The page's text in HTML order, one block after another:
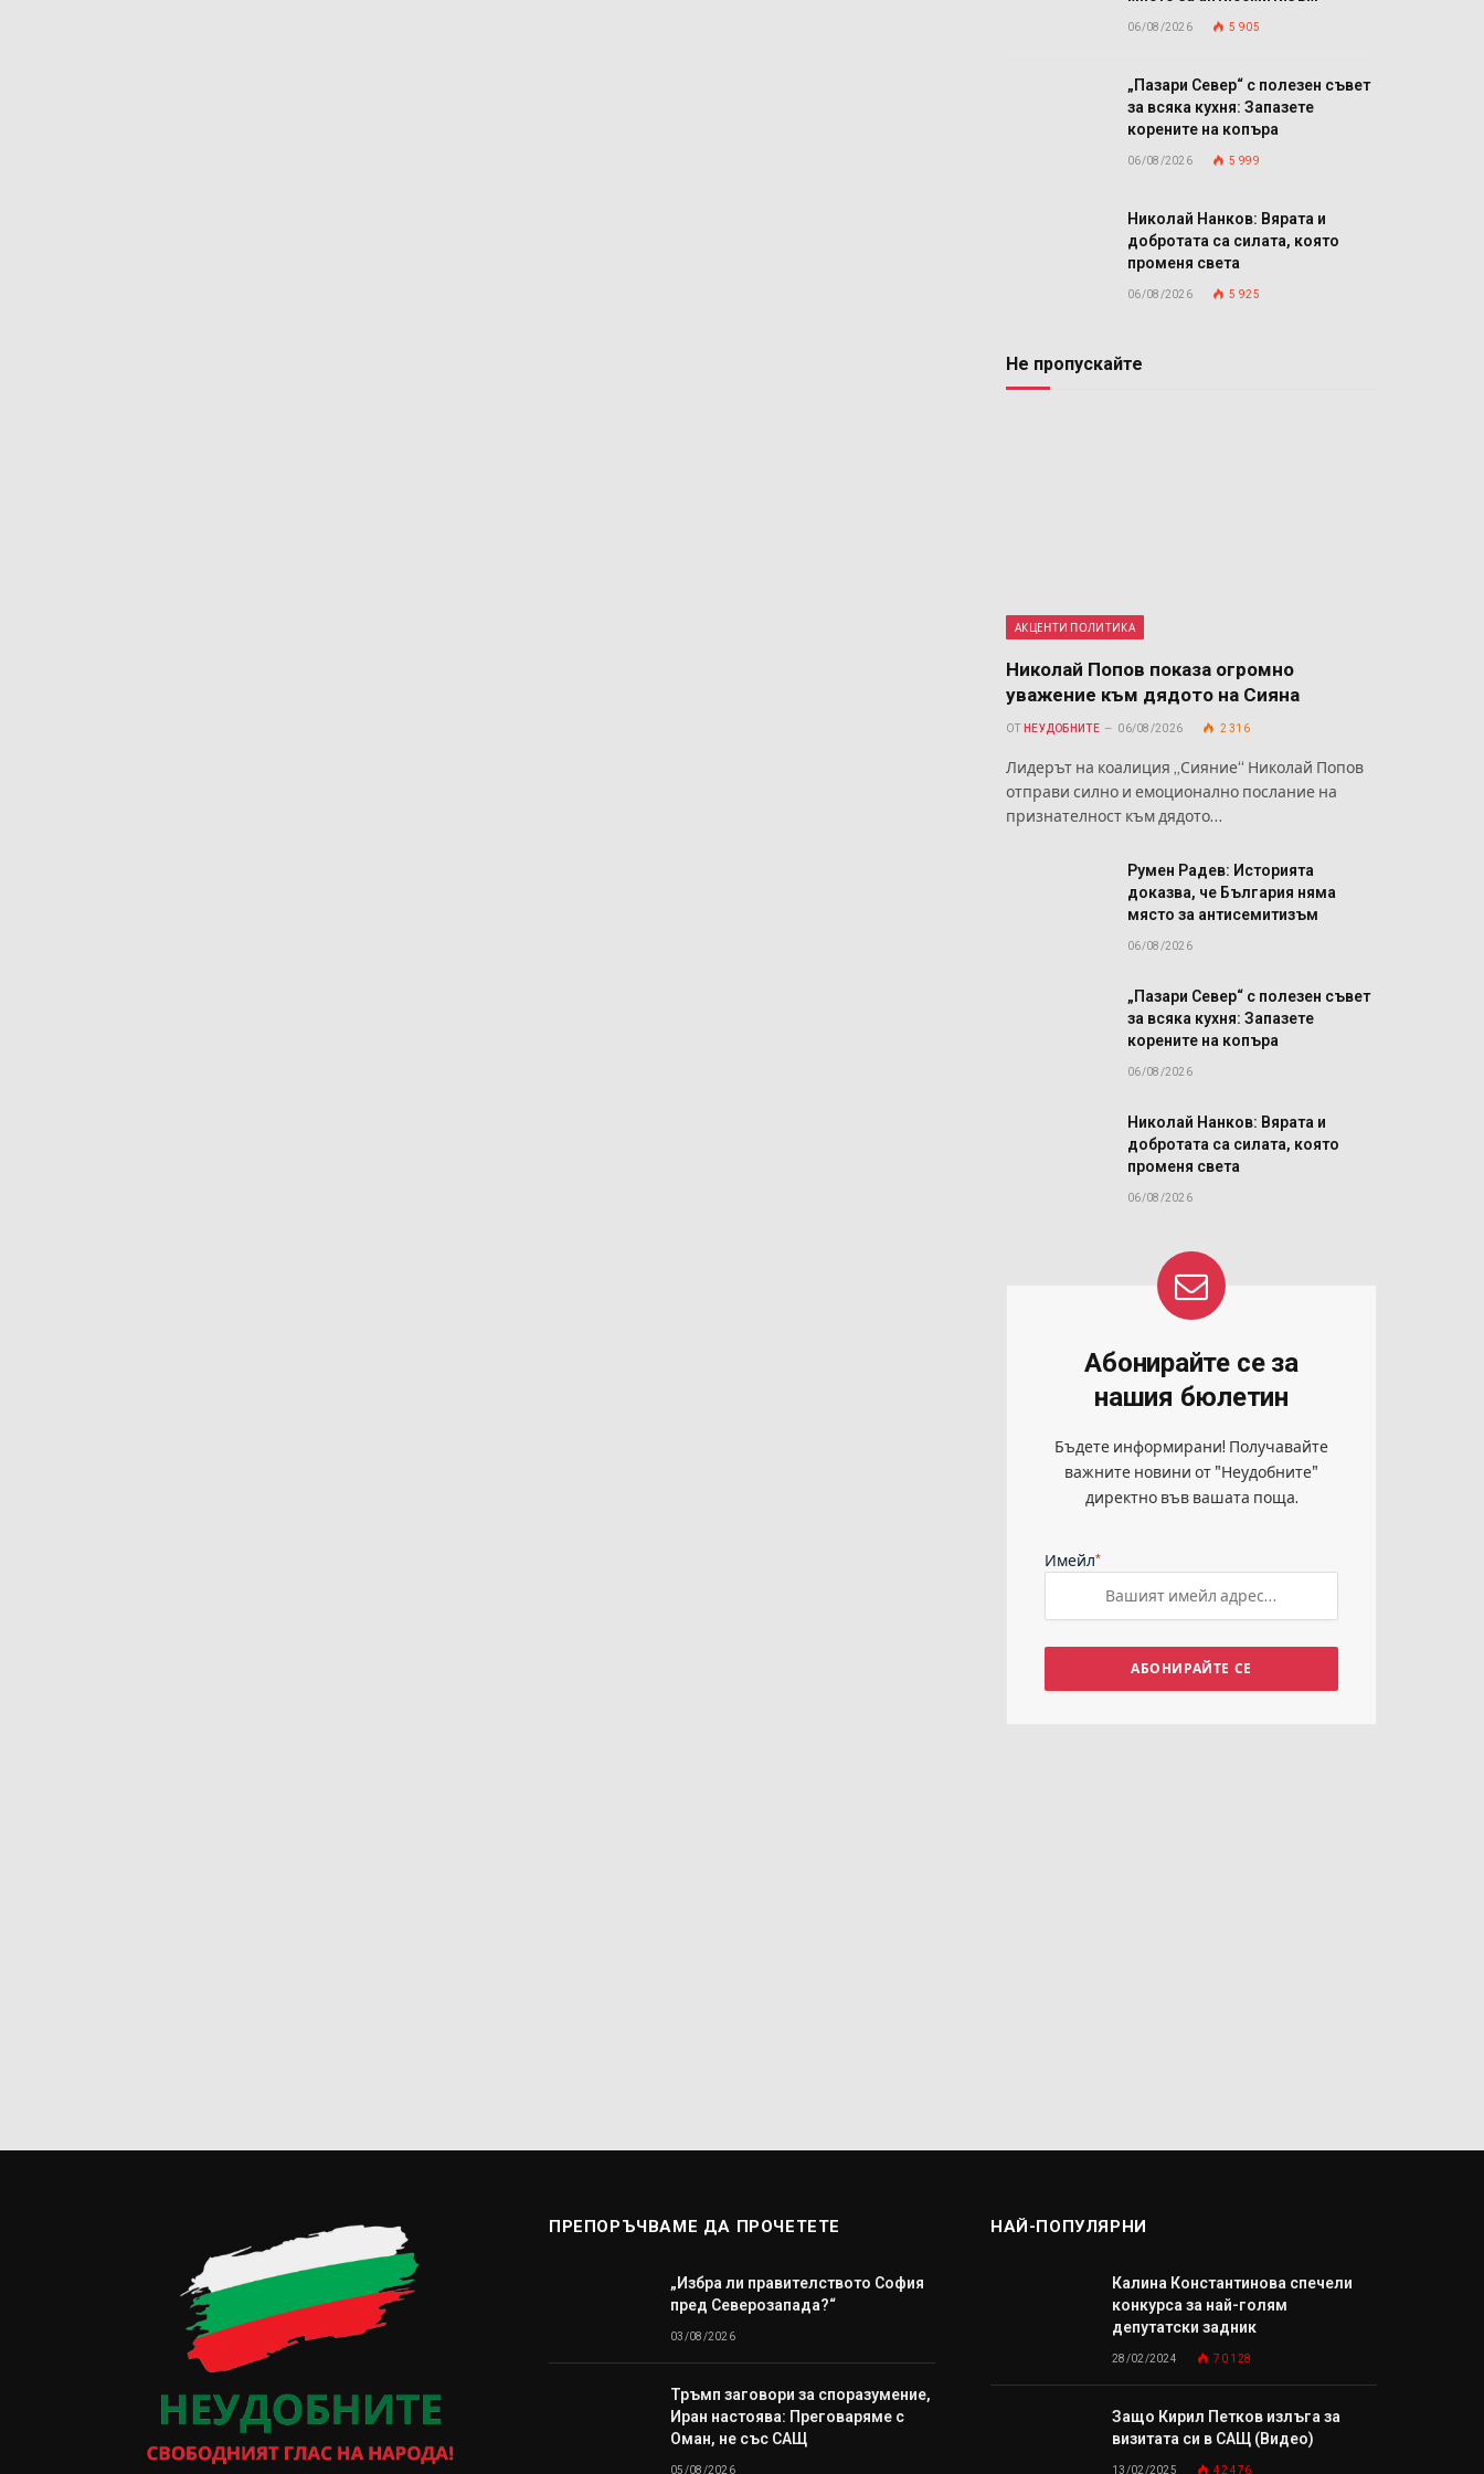
06/08/2026 5 905
„Пазари Север“ с полезен съвет
за всяка кухня: Запазете
корените на копъра
06/08/2026 5 999
Николай Нанков: Вярата и
добротата са силата, която
променя света
06/08/2026 5 925
Не пропускайте
АКЦЕНТИ ПОЛИТИКА
Николай Попов показа огромно
уважение към дядото на Сияна
ОТ НЕУДОБНИТЕ 06/08/2026 2 316
Лидерът на коалиция „Сияние“ Николай Попов
отправи силно и емоционално послание на
признателност към дядото…
Румен Радев: Историята
доказва, че България няма
място за антисемитизъм
06/08/2026
„Пазари Север“ с полезен съвет
за всяка кухня: Запазете
корените на копъра
06/08/2026
Николай Нанков: Вярата и
добротата са силата, която
променя света
06/08/2026
Абонирайте се за
нашия бюлетин
Бъдете информирани! Получавайте
важните новини от "Неудобните"
директно във вашата поща.
Имейл*
ПРЕПОРЪЧВАМЕ ДА ПРОЧЕТЕТЕ
„Избра ли правителството София
пред Северозапада?“
03/08/2026
Тръмп заговори за споразумение,
Иран настоява: Преговаряме с
Оман, не със САЩ
05/08/2026
НАЙ-ПОПУЛЯРНИ
Калина Константинова спечели
конкурса за най-голям
депутатски задник
28/02/2024 70 128
Защо Кирил Петков излъга за
визитата си в САЩ (Видео)
13/02/2025 42 476